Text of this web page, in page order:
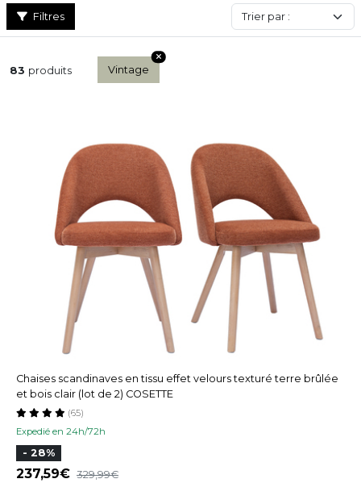
Filtres
83 produits Vintage
Chaises scandinaves en tissu effet velours texturé terre brûlée
et bois clair (lot de 2) COSETTE
Expedié en 24h/72h
(65)
- 28%
237,59 329,99